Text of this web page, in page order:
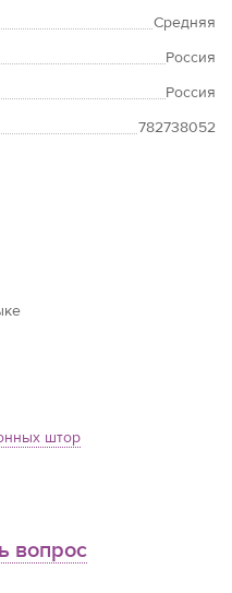
Средняя
Россия
Россия
782738052
штор
вопрос